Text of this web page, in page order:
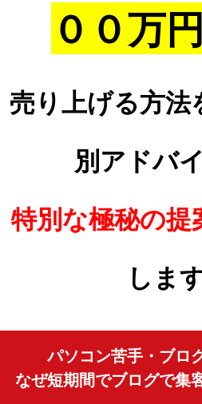
００万
売り上げる方法
別アドバ
特別な極秘の提
しま
パソコン苦手・ブロ
なぜ短期間でブログで集